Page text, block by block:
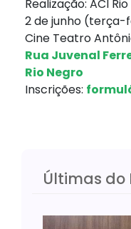
Realização: ACI
2 de junho (terça-
Cine Teatro
Rua Juvenal
Rio Negro
Inscrições:
Últimas do